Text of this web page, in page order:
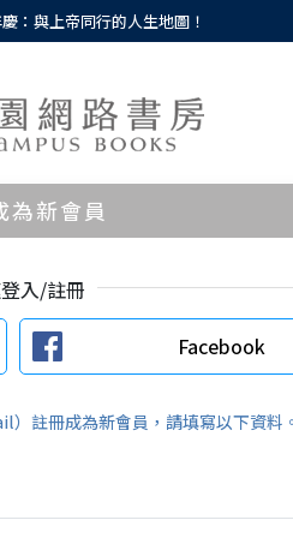
：與上帝同行的人生地圖！
為新會員
入/註冊
Facebook
）註冊成為新會員，請填寫以下資料